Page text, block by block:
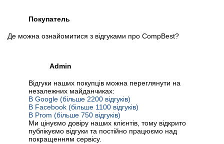
Покупатель
Де можна ознайомитися з відгуками про CompBest?
Admin
Відгуки наших покупців можна переглянути на
незалежних майданчиках:
В Google (більше 2200 відгуків)
В Facebook (більше 1100 відгуків)
В Prom (більше 750 відгуків)
Ми цінуємо довіру наших клієнтів, тому відкрито
публікуємо відгуки та постійно працюємо над
покращенням сервісу.